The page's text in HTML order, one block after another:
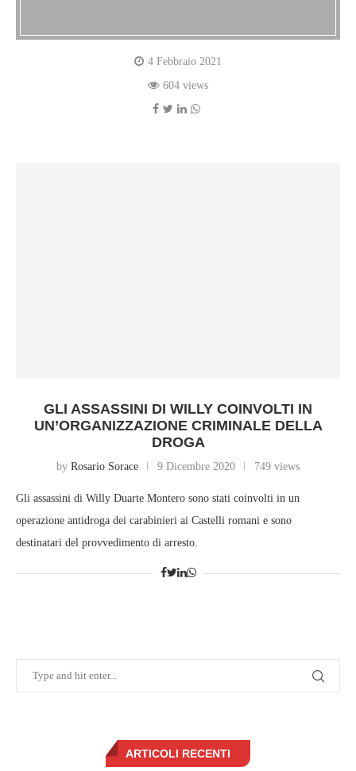
4 Febbraio 2021
604 views
GLI ASSASSINI DI WILLY COINVOLTI IN
UN’ORGANIZZAZIONE CRIMINALE DELLA
DROGA
by Rosario Sorace 9 Dicembre 2020 749 views
Gli assassini di Willy Duarte Montero sono stati coinvolti in un
operazione antidroga dei carabinieri ai Castelli romani e sono
destinatari del provvedimento di arresto.
ARTICOLI RECENTI